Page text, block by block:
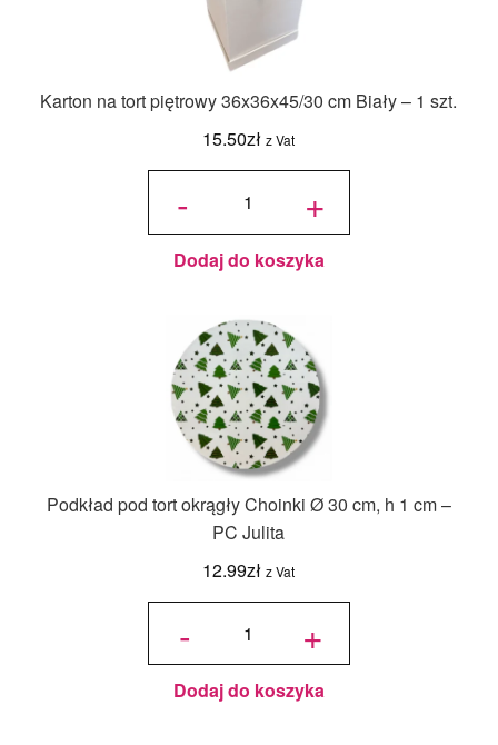
Karton na tort piętrowy 36x36x45/30 cm Biały – 1 szt.
15.50zł z Vat
-
ilość Karton
36x36x45/30
cm Biały - 1
szt. +
Dodaj do koszyka
Podkład pod tort okrągły Choinki Ø 30 cm, h 1 cm –
PC Julita
12.99zł z Vat
-
ilość
okrągły
Choinki
Ø 30
cm, h 1
cm - PC
+
Dodaj do koszyka